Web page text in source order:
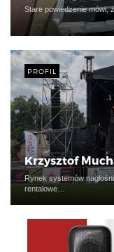
Stare powiedzenie mówi,
PROFIL
Krzysztof
Rynek systemów
rentalowe…